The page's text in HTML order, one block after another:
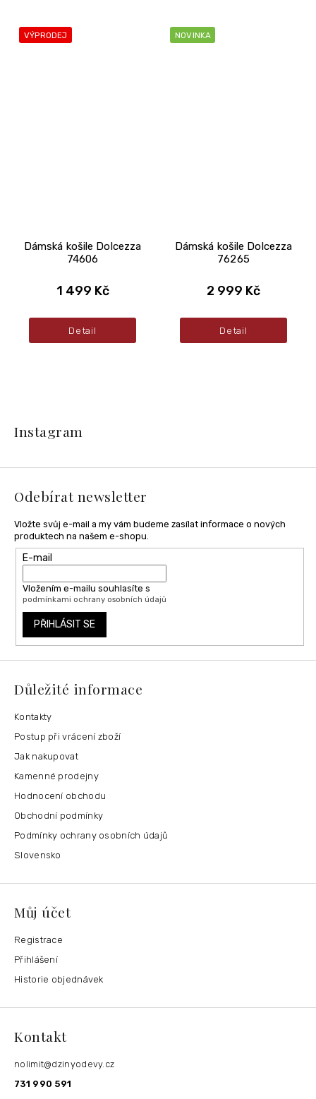
VÝPRODEJ
Dámská košile Dolcezza
74606
1 499 Kč
Detail
NOVINKA
Dámská košile Dolcezza
76265
2 999 Kč
Detail
t
Instagram
Odebírat newsletter
Vložte svůj e-mail a my vám budeme zasílat informace o nových
produktech na našem e-shopu.
E-mail
Vložením e-mailu souhlasíte s
podmínkami ochrany osobních údajů
PŘIHLÁSIT SE
Důležité informace
Kontakty
Postup při vrácení zboží
Jak nakupovat
Kamenné prodejny
Hodnocení obchodu
Obchodní podmínky
Podmínky ochrany osobních údajů
Slovensko
Můj účet
Registrace
Přihlášení
Historie objednávek
Kontakt
nolimit@dzinyodevy.cz
731 990 591